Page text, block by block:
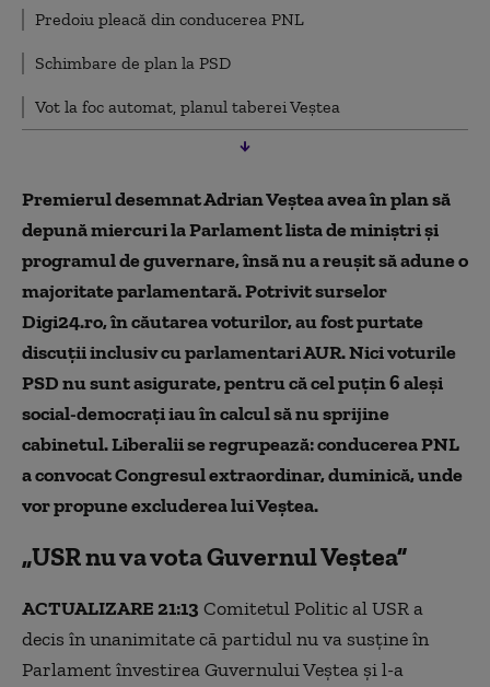
Predoiu pleacă din conducerea PNL
Schimbare de plan la PSD
Vot la foc automat, planul taberei Veștea
Ludovic Orban vorbește despre „un serial horror”
UDMR nu votează
Cine ar putea face parte din viitorul Guvern
Noul Cabinet - faza pe ministere
Negocieri până târziu în noapte, inclusiv cu AUR
Calculele în PNL se complică: Veștea vrea la șefia
partidului
Premierul desemnat Adrian Veștea avea în plan să
depună miercuri la Parlament lista de miniștri și
programul de guvernare, însă nu a reușit să adune o
majoritate parlamentară.Potrivit surselor
Digi24.ro, în căutarea voturilor, au fost purtate
discuții inclusiv cu parlamentari AUR. Nici voturile
PSD nu sunt asigurate, pentru că cel puțin 6 aleși
social-democrați iau în calcul să nu sprijine
cabinetul.Liberalii se regrupează: conducerea PNL
a convocat Congresul extraordinar, duminică, unde
vor propune excluderea lui Veștea.
„USR nu va vota Guvernul Veștea”
ACTUALIZARE 21:13 Comitetul Politic al USR a
decis în unanimitate că partidul nu va susține în
Parlament învestirea Guvernului Veștea și l-a